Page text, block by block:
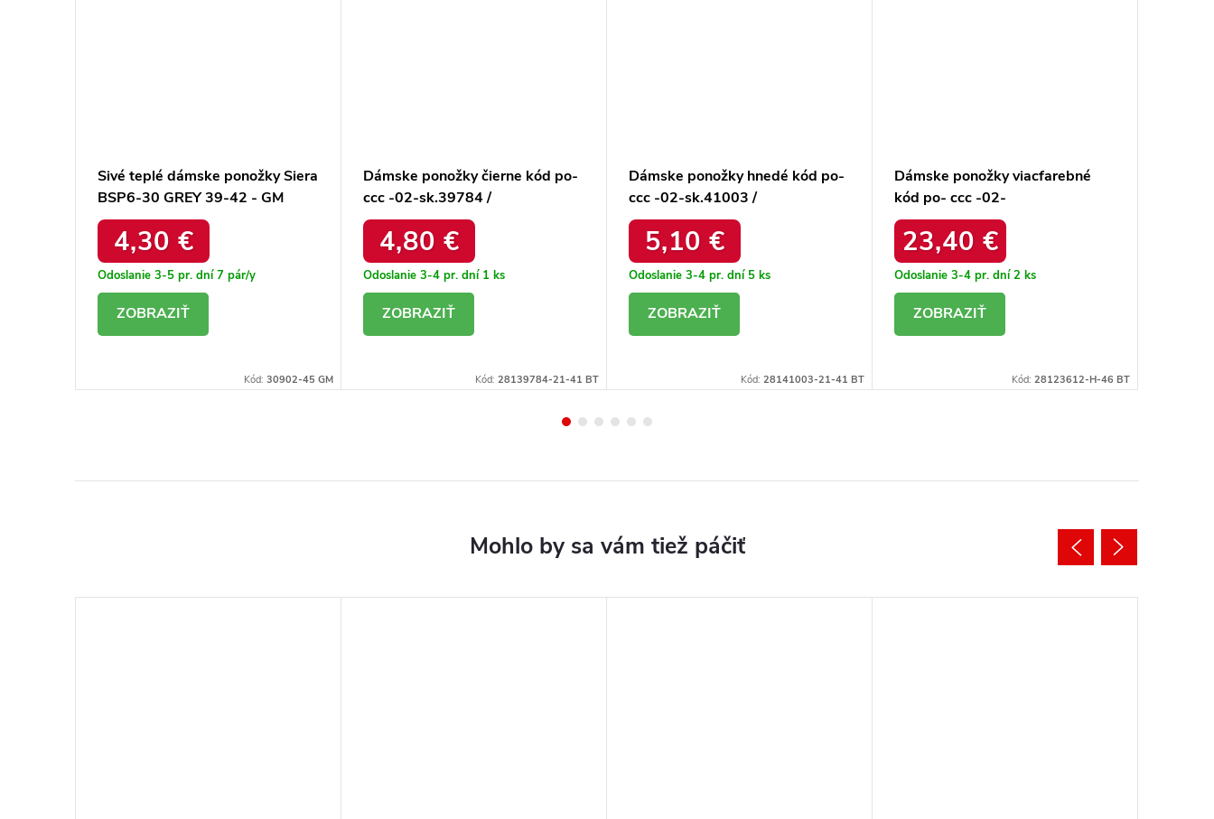
Sivé teplé dámske ponožky Siera
BSP6-30 GREY 39-42 - GM
4,30 €
Odoslanie 3-5 pr. dní7 pár/y
Kód: 30902-45 GM
Dámske ponožky čierne kód po-
ccc -02-sk.39784 /
4,80 €
Odoslanie 3-4 pr. dní 1 ks
Kód: 28139784-21-41 BT
Dámske ponožky hnedé kód po-
ccc -02-sk.41003 /
5,10 €
Odoslanie 3-4 pr. dní 5 ks
Kód: 28141003-21-41 BT
Dámske ponožky viacfarebné
kód po- ccc -02-
sk.23612/geome.gr /
23,40 €
Odoslanie 3-4 pr. dní2 ks
Kód: 28123612-H-46 BT